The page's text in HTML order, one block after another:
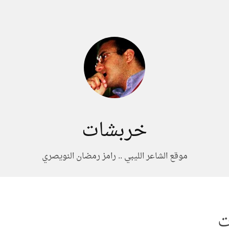
خربشات
موقع الشاعر الليبي .. رامز رمضان النويصري